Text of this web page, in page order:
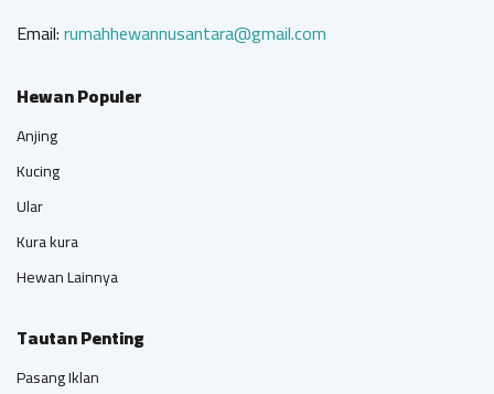
Email:rumahhewannusantara@gmail.com
Hewan Populer
Anjing
Kucing
Ular
Kura kura
Hewan Lainnya
Tautan Penting
Pasang Iklan